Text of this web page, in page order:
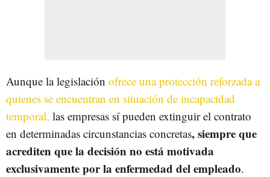
Aunque la legislación ofrece una protección reforzada a
quienes se encuentran en situación de incapacidad
temporal, las empresas sí pueden extinguir el contrato
en determinadas circunstancias concretas, siempre que
acrediten que la decisión no está motivada
exclusivamente por la enfermedad del empleado.